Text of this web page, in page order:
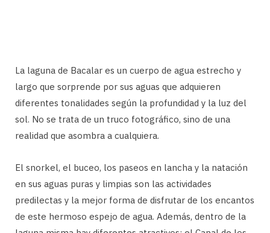
La laguna de Bacalar es un cuerpo de agua estrecho y
largo que sorprende por sus aguas que adquieren
diferentes tonalidades según la profundidad y la luz del
sol. No se trata de un truco fotográfico, sino de una
realidad que asombra a cualquiera.
El snorkel, el buceo, los paseos en lancha y la natación
en sus aguas puras y limpias son las actividades
predilectas y la mejor forma de disfrutar de los encantos
de este hermoso espejo de agua. Además, dentro de la